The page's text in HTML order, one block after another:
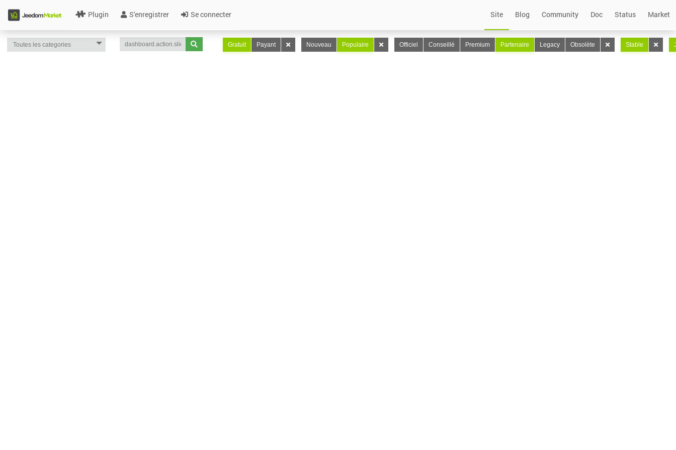
Plugin S'enregistrer Se connecter Site Blog Community Doc Status Market
Gratuit Payant Nouveau Populaire Officiel Conseillé Premium Partenaire Legacy Obsolète Stable